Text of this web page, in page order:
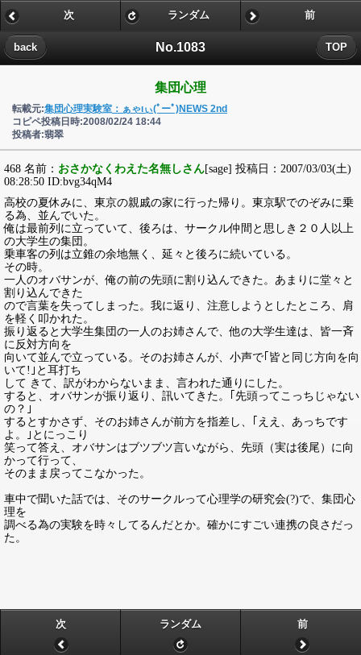
No.1083
back TOP
次 ランダム 前
集団心理
転載元:集団心理実験室：ぁゃιぃ(ﾟーﾟ)NEWS 2nd
コピペ投稿日時:2008/02/24 18:44
投稿者:翡翠
468 名前： おさかなくわえた名無しさん[sage] 投稿日：2007/03/03(土)
08:28:50 ID:bvg34qM4
高校の夏休みに、東京の親戚の家に行った帰り。東京駅でのぞみに乗
る為、並んでいた。
俺は最前列に立っていて、後ろは、サークル仲間と思しき２０人以上
の大学生の集団。
乗車客の列は立錐の余地無く、延々と後ろに続いている。
その時。
一人のオバサンが、俺の前の先頭に割り込んできた。あまりに堂々と
割り込んできた
ので言葉を失ってしまった。我に返り、注意しようとしたところ、肩
を軽く叩かれた。
振り返ると大学生集団の一人のお姉さんで、他の大学生達は、皆一斉
に反対方向を
向いて並んで立っている。そのお姉さんが、小声で｢皆と同じ方向を向
いて!｣と耳打ち
して きて、訳がわからないまま、言われた通りにした。
すると、オバサンが振り返り、訊いてきた。｢先頭ってこっちじゃない
の？｣
するとすかさず、そのお姉さんが前方を指差し、｢ええ、あっちです
よ。｣とにっこり
笑って答え、オバサンはブツブツ言いながら、先頭（実は後尾）に向
かって行って、
そのまま戻ってこなかった。
車中で聞いた話では、そのサークルって心理学の研究会(?)で、集団心
理を
調べる為の実験を時々してるんだとか。確かにすごい連携の良さだっ
た。
次 ランダム 前